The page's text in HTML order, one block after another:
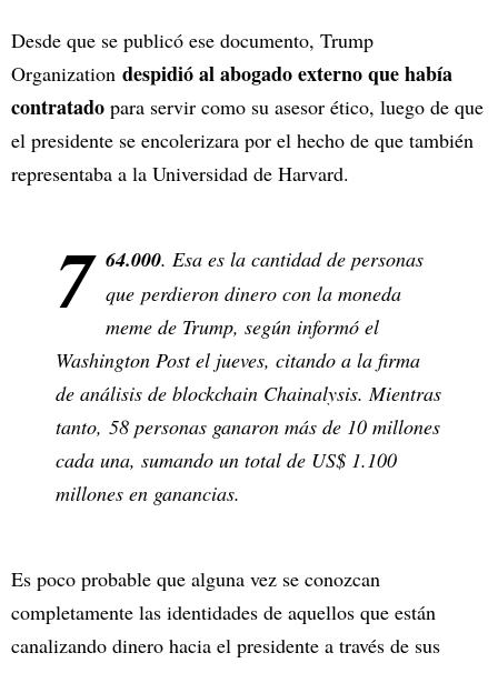
Desde que se publicó ese documento, Trump
Organization despidió al abogado externo que había
contratado para servir como su asesor ético, luego de que
el presidente se encolerizara por el hecho de que también
representaba a la Universidad de Harvard.
7 64.000. Esa es la cantidad de personas
que perdieron dinero con la moneda
meme de Trump, según informó el
Washington Post el jueves, citando a la firma
de análisis de blockchain Chainalysis. Mientras
tanto, 58 personas ganaron más de 10 millones
cada una, sumando un total de US$ 1.100
millones en ganancias.
Es poco probable que alguna vez se conozcan
completamente las identidades de aquellos que están
canalizando dinero hacia el presidente a través de sus